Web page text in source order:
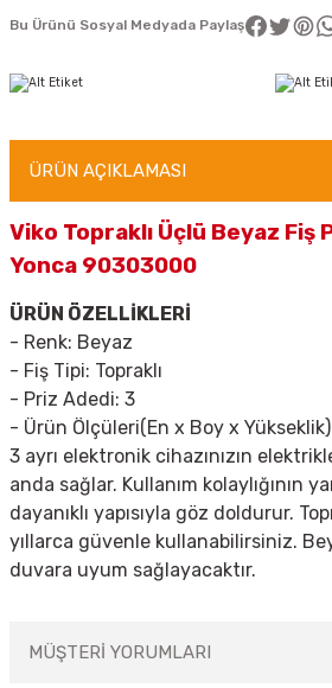
Bu Ürünü Sosyal Medyada Paylaş
ÜRÜN AÇIKLAMASI
Viko Topraklı Üçlü Beyaz Fiş
Yonca 90303000
ÜRÜN ÖZELLİKLERİ
- Renk: Beyaz
- Fiş Tipi: Topraklı
- Priz Adedi: 3
- Ürün Ölçüleri(En x Boy x
3 ayrı elektronik cihazınızın
anda sağlar. Kullanım kolaylığının
dayanıklı yapısıyla göz doldurur.
yıllarca güvenle kullanabilirsiniz.
duvara uyum sağlayacaktır.
MÜŞTERİ YORUMLARI